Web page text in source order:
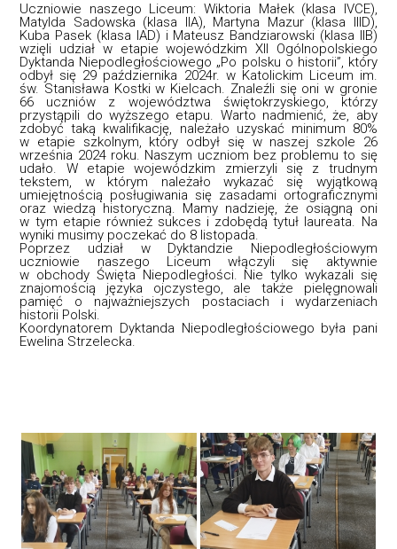
Uczniowie naszego Liceum: Wiktoria Małek (klasa IVCE),
Matylda Sadowska (klasa IIA), Martyna Mazur (klasa IIID),
Kuba Pasek (klasa IAD) i Mateusz Bandziarowski (klasa IIB)
wzięli udział w etapie wojewódzkim XII Ogólnopolskiego
Dyktanda Niepodległościowego „Po polsku o historii”, który
odbył się 29 października 2024r. w Katolickim Liceum im.
św. Stanisława Kostki w Kielcach. Znaleźli się oni w gronie
66 uczniów z województwa świętokrzyskiego, którzy
przystąpili do wyższego etapu. Warto nadmienić, że, aby
zdobyć taką kwalifikację, należało uzyskać minimum 80%
w etapie szkolnym, który odbył się w naszej szkole 26
września 2024 roku. Naszym uczniom bez problemu to się
udało. W etapie wojewódzkim zmierzyli się z trudnym
tekstem, w którym należało wykazać się wyjątkową
umiejętnością posługiwania się zasadami ortograficznymi
oraz wiedzą historyczną. Mamy nadzieję, że osiągną oni
w tym etapie również sukces i zdobędą tytuł laureata. Na
wyniki musimy poczekać do 8 listopada.
Poprzez udział w Dyktandzie Niepodległościowym
uczniowie naszego Liceum włączyli się aktywnie
w obchody Święta Niepodległości. Nie tylko wykazali się
znajomością języka ojczystego, ale także pielęgnowali
pamięć o najważniejszych postaciach i wydarzeniach
historii Polski.
Koordynatorem Dyktanda Niepodległościowego była pani
Ewelina Strzelecka.